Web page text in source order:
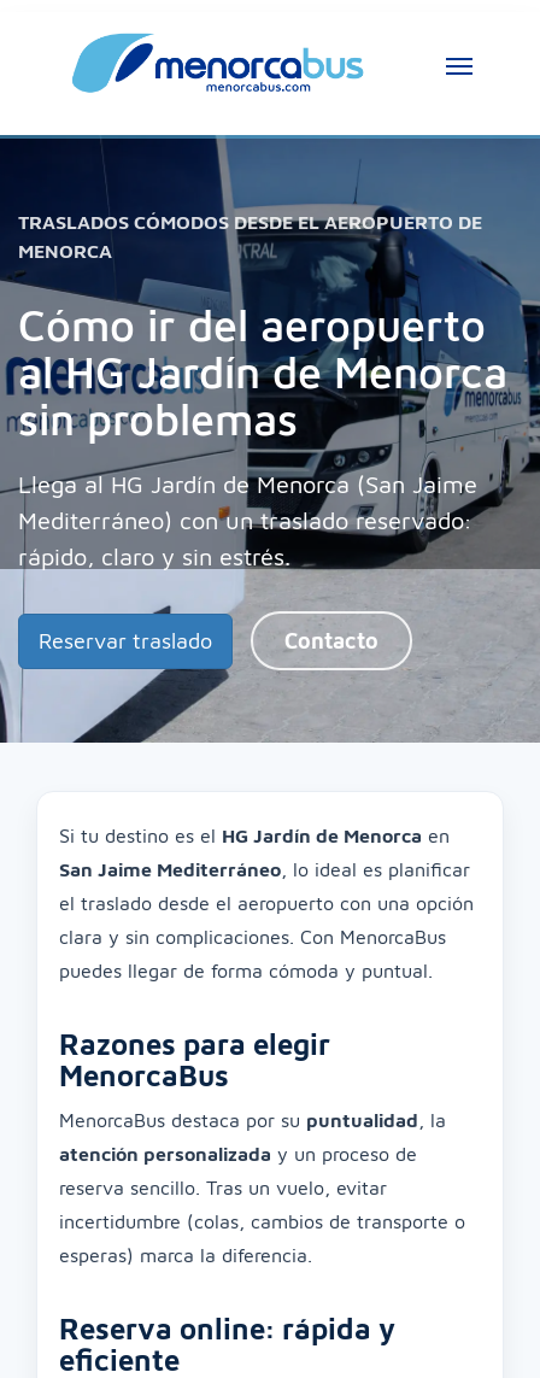
TRASLADOS CÓMODOS DESDE EL AEROPUERTO DE
MENORCA
Cómo ir del aeropuerto
al HG Jardín de Menorca
sin problemas
Llega al HG Jardín de Menorca (San Jaime
Mediterráneo) con un traslado reservado:
rápido, claro y sin estrés.
Reservar traslado Contacto
Si tu destino es el HG Jardín de Menorca en
San Jaime Mediterráneo , lo ideal es planificar
el traslado desde el aeropuerto con una opción
clara y sin complicaciones. Con MenorcaBus
puedes llegar de forma cómoda y puntual.
Razones para elegir
MenorcaBus
MenorcaBus destaca por su puntualidad , la
atención personalizada y un proceso de
reserva sencillo. Tras un vuelo, evitar
incertidumbre (colas, cambios de transporte o
esperas) marca la diferencia.
Reserva online: rápida y
eficiente
Hola, soy el asistente de MenorcaBus. ¿En
qué puedo ayudarte?